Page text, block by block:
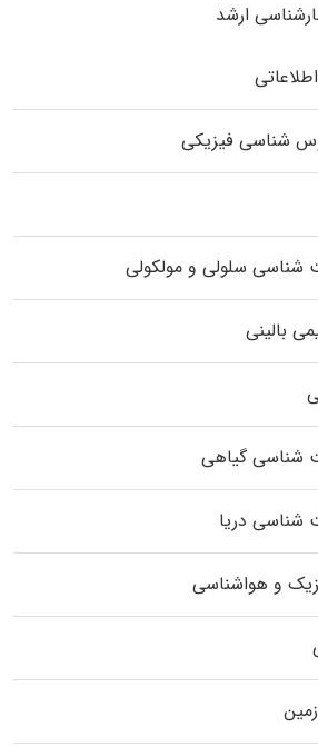
ارشد
شناسی فیزیکی
شناسی سلولی و مولکولی
بالینی
شناسی گیاهی
شناسی دریا
و هواشناسی